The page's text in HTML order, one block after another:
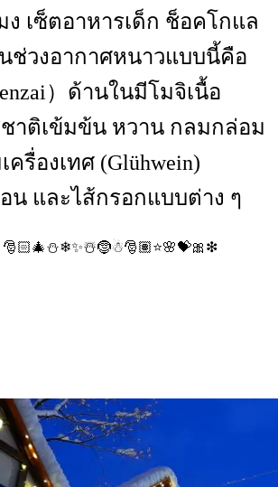
ง เซ็ตอาหารเด็ก ช็อคโกแล
ช่วงอากาศหนาวแบบนี้คือ
）ด้านในมีโมจิเนื้อ
าติเข้มข้น หวาน กลมกล่อม
รื่องเทศ (Glühwein)
น และไส้กรอกแบบต่าง ๆ